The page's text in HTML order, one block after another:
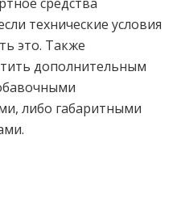
технические условия
это. Также
дополнительным
либо габаритными